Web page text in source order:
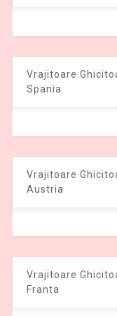
Vrajitoare
Spania
Vrajitoare
Austria
Vrajitoare
Franta